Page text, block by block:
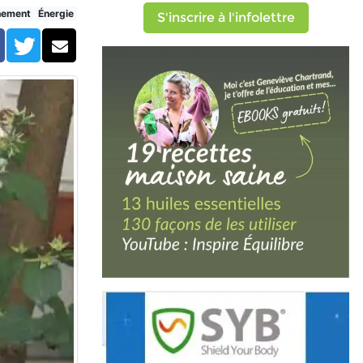
Énergie
TwitterCourriel
S'inscrire à l'infolettre